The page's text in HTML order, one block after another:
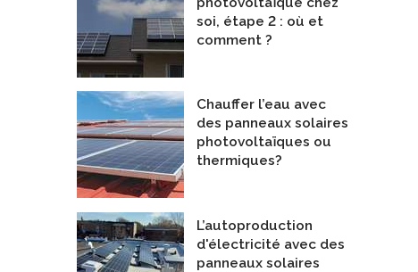
soi, étape 2 : où et
comment ?
Chauffer l’eau avec
des panneaux solaires
photovoltaïques ou
thermiques?
L’autoproduction
d'électricité avec des
panneaux solaires